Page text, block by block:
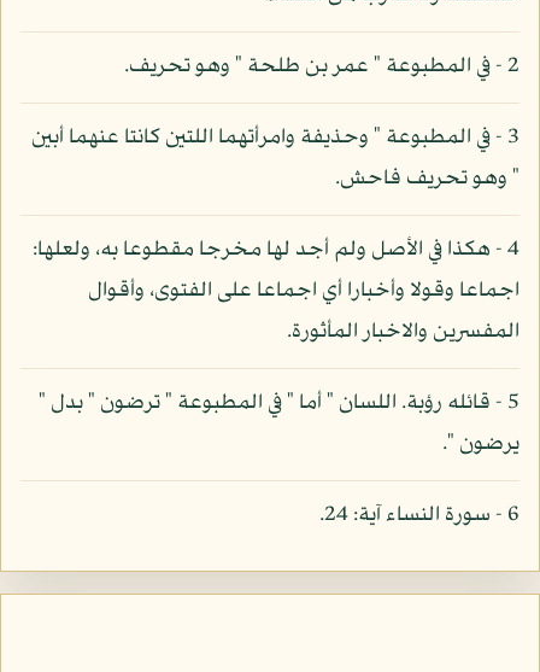
2 - في المطبوعة " عمر بن طلحة " وهو تحريف.
3 - في المطبوعة " وحذيفة وامرأتهما اللتين كانتا عنهما أبين
" وهو تحريف فاحش.
4 - هكذا في الأصل ولم أجد لها مخرجا مقطوعا به، ولعلها:
اجماعا وقولا وأخبارا أي اجماعا على الفتوى، وأقوال
المفسرين والاخبار المأثورة.
5 - قائله رؤبة. اللسان " أما " في المطبوعة " ترضون " بدل "
يرضون ".
6 - سورة النساء آية: 24.